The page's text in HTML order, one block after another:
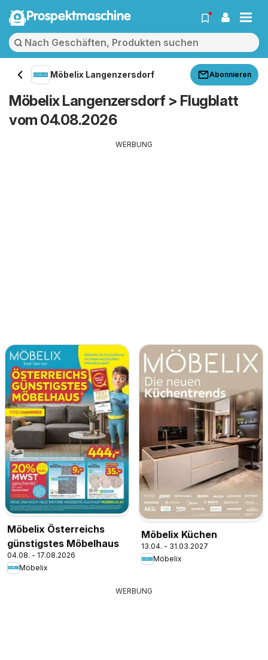
Prospektmaschine
Möbelix Langenzersdorf Abonnieren
Möbelix Langenzersdorf > Flugblatt
vom 04.08.2026
WERBUNG
Möbelix Österreichs
günstigstes Möbelhaus
04.08. - 17.08.2026
Möbelix
Möbelix Küchen
13.04. - 31.03.2027
Möbelix
WERBUNG